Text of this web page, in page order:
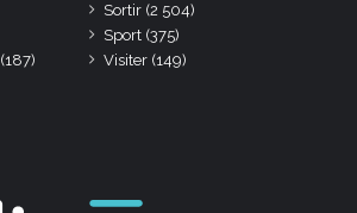
Sortir (2 504)
Sport (375)
(187) Visiter (149)